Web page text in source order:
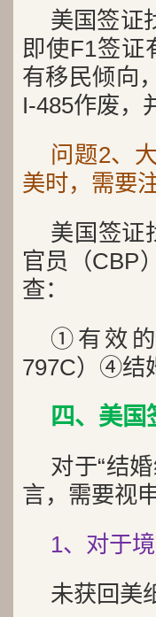
美国签证
即使F1签证
有移民倾向
I-485作废，
问题2、
美时，需要
美国签证
官员（CBP
查：
①有效
797C）④结
四、美
对于“结
言，需要视
1、对于
未获回美